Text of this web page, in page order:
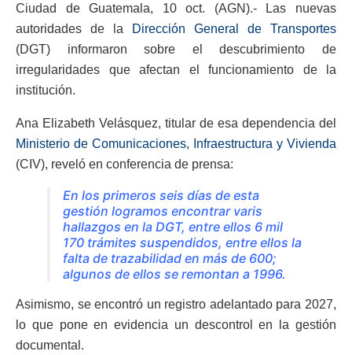
Ciudad de Guatemala, 10 oct. (AGN).- Las nuevas
autoridades de la
Dirección General de Transportes
(DGT) informaron sobre el descubrimiento de
irregularidades que afectan el funcionamiento de la
institución.
Ana Elizabeth Velásquez, titular de esa dependencia del
Ministerio de Comunicaciones, Infraestructura y Vivienda
(CIV), reveló en conferencia de prensa:
En los primeros seis días de esta
gestión logramos encontrar varis
hallazgos en la DGT, entre ellos 6 mil
170 trámites suspendidos, entre ellos la
falta de trazabilidad en más de 600;
algunos de ellos se remontan a 1996.
Asimismo, se encontró un registro adelantado para 2027,
lo que pone en evidencia un descontrol en la gestión
documental.